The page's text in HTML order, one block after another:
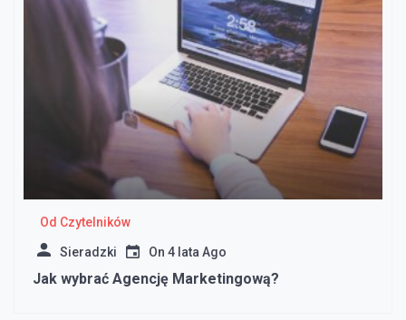
Od Czytelników
Sieradzki On 4 lata Ago
Jak wybrać Agencję Marketingową?